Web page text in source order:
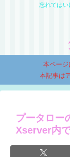
忘れては
本ページ
本記事は
プータロー
Xserver内